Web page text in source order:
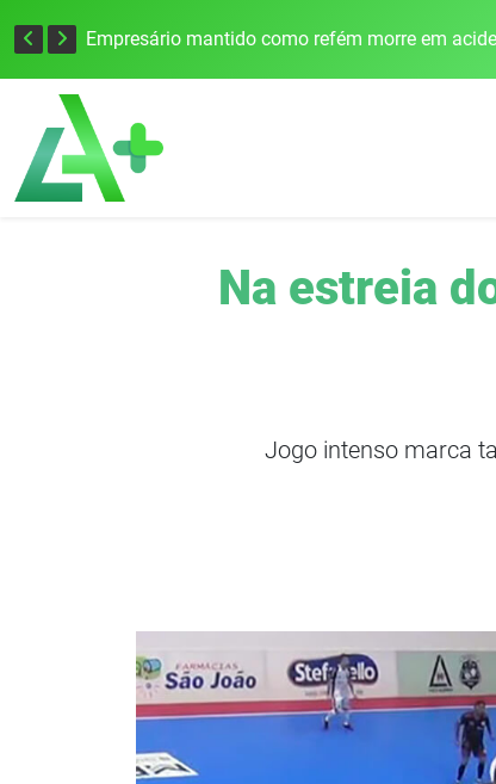
Empresário mantido como refém morre em
Na estreia
Jogo intenso marca